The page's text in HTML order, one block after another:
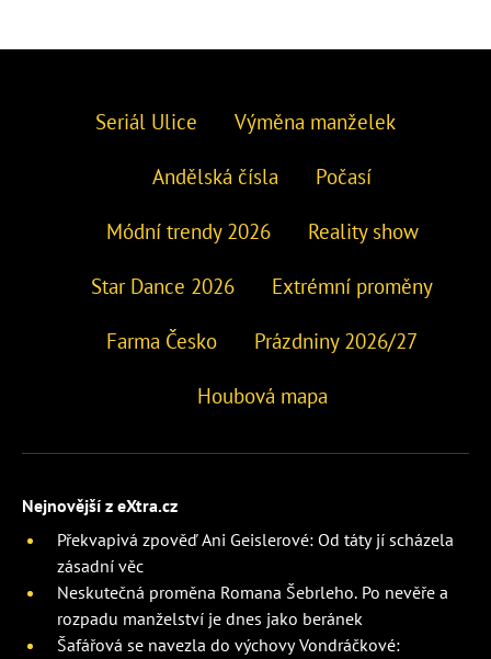
Seriál Ulice Výměna manželek
Andělská čísla Počasí
Módní trendy 2026 Reality show
Star Dance 2026 Extrémní proměny
Farma Česko Prázdniny 2026/27
Houbová mapa
Nejnovější z eXtra.cz
Překvapivá zpověď Ani Geislerové: Od táty jí scházela
zásadní věc
Neskutečná proměna Romana Šebrleho. Po nevěře a
rozpadu manželství je dnes jako beránek
Šafářová se navezla do výchovy Vondráčkové: